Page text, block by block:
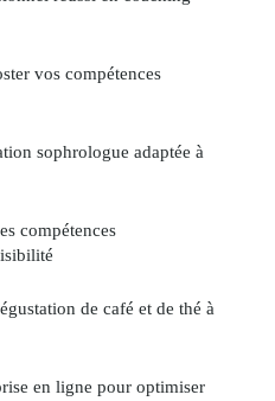
vos compétences
sophrologue adaptée à
compétences
de café et de thé à
en ligne pour optimiser